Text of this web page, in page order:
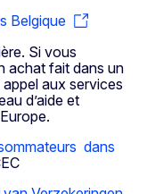
Belgique
Si vous
achat fait dans un
aux services
d’aide et
dans